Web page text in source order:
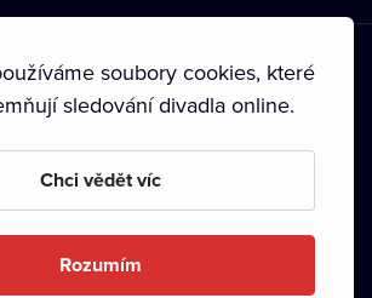
• Ochrana soukromí • Zásady používání
• Autorská práva•
soubory cookies, které
sledování divadla online.
Chci vědět víc
Rozumím